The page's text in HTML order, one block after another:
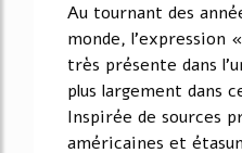
Au tournant des
monde, l'expression
très présente dans
plus largement dans
Inspirée de sources
américaines et